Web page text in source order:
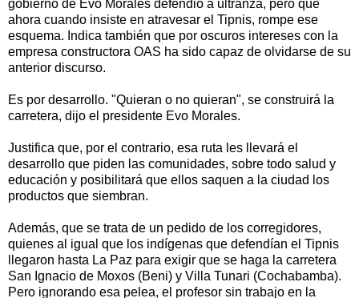
gobierno de Evo Morales defendió a ultranza, pero que
ahora cuando insiste en atravesar el Tipnis, rompe ese
esquema. Indica también que por oscuros intereses con la
empresa constructora OAS ha sido capaz de olvidarse de su
anterior discurso.
Es por desarrollo. "Quieran o no quieran", se construirá la
carretera, dijo el presidente Evo Morales.
Justifica que, por el contrario, esa ruta les llevará el
desarrollo que piden las comunidades, sobre todo salud y
educación y posibilitará que ellos saquen a la ciudad los
productos que siembran.
Además, que se trata de un pedido de los corregidores,
quienes al igual que los indígenas que defendían el Tipnis
llegaron hasta La Paz para exigir que se haga la carretera
San Ignacio de Moxos (Beni) y Villa Tunari (Cochabamba).
Pero ignorando esa pelea, el profesor sin trabajo en la